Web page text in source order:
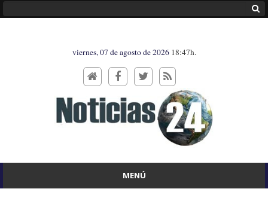
viernes, 07 de agosto de 2026 18:47h.
MENÚ